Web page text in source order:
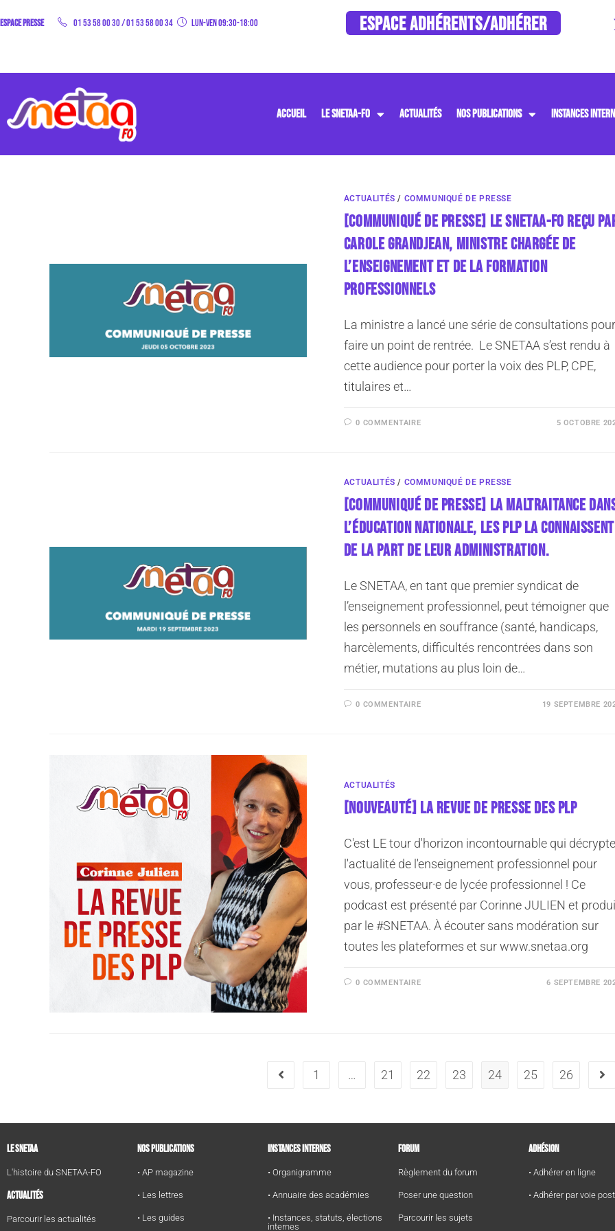
Espace Presse 01 53 58 00 30/01 53 58 00 34 Lun-Ven 09:30-18:00 ESPACE ADHÉRENTS/ADHÉRER
ACCUEIL LE SNETAA-FO ACTUALITÉS NOS PUBLICATIONS INSTANCES
ACTUALITÉS / COMMUNIQUÉ DE PRESSE
[COMMUNIQUÉ DE PRESSE] LE SNETAA-FO REÇU
CAROLE GRANDJEAN, MINISTRE CHARGÉE DE
L’ENSEIGNEMENT ET DE LA FORMATION
PROFESSIONNELS
La ministre a lancé une série de consultations pour
faire un point de rentrée. Le SNETAA s’est rendu à
cette audience pour porter la voix des PLP, CPE,
titulaires et…
0 COMMENTAIRE 5 OCTOBRE
ACTUALITÉS / COMMUNIQUÉ DE PRESSE
[COMMUNIQUÉ DE PRESSE] LA MALTRAITANCE
L’ÉDUCATION NATIONALE, LES PLP LA CONNAISSENT
DE LA PART DE LEUR ADMINISTRATION.
Le SNETAA, en tant que premier syndicat de
l’enseignement professionnel, peut témoigner que
les personnels en souffrance (santé, handicaps,
harcèlements, difficultés rencontrées dans son
métier, mutations au plus loin de…
0 COMMENTAIRE 19 SEPTEMBRE
ACTUALITÉS
[NOUVEAUTÉ] LA REVUE DE PRESSE DES PLP
C'est LE tour d'horizon incontournable qui décrypte
l'actualité de l'enseignement professionnel pour
vous, professeur·e de lycée professionnel ! Ce
podcast est présenté par Corinne JULIEN et
par le #SNETAA. À écouter sans modération sur
toutes les plateformes et sur www.snetaa.org
0 COMMENTAIRE 6 SEPTEMBRE
1 … 21 22 23 24 25 26
LE SNETAA
L'histoire du SNETAA-FO
ACTUALITÉS
Parcourir les actualités
NOS PUBLICATIONS
• AP magazine
• Les lettres
• Les guides
INSTANCES INTERNES
• Organigramme
• Annuaire des académies
• Instances, statuts, élections
internes
FORUM
Règlement du forum
Poser une question
Parcourir les sujets
ADHÉSION
• Adhérer en ligne
• Adhérer par voie